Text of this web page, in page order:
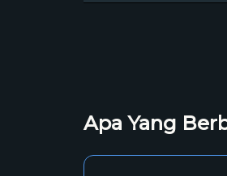
Apa Yang